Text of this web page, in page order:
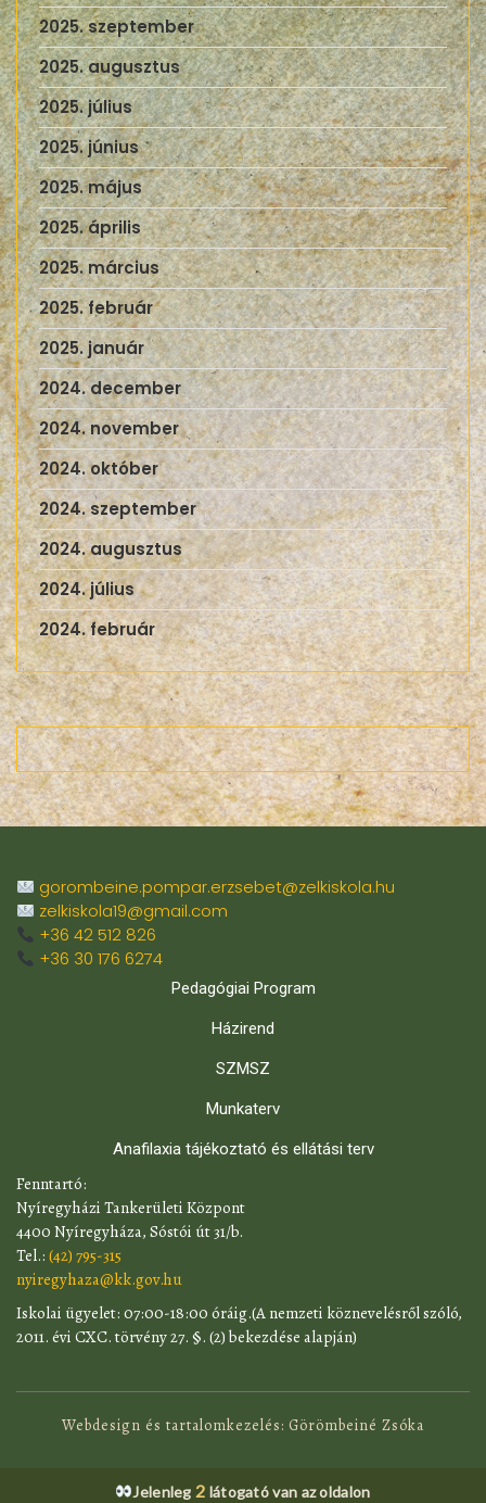
2025. szeptember
2025. augusztus
2025. július
2025. június
2025. május
2025. április
2025. március
2025. február
2025. január
2024. december
2024. november
2024. október
2024. szeptember
2024. augusztus
2024. július
2024. február
gorombeine.pompar.erzsebet@zelkiskola.hu
zelkiskola19@gmail.com
+36 42 512 826
+36 30 176 6274
Pedagógiai Program
Házirend
SZMSZ
Munkaterv
Anafilaxia tájékoztató és ellátási terv
​Fenntartó:
Nyíregyházi Tankerületi Központ
4400 Nyíregyháza, Sóstói út 31/b.
Tel.: (42) 795-315
nyiregyhaza@kk.gov.hu
​Iskolai ügyelet: 07:00-18:00 óráig.(A nemzeti köznevelésről szóló,
2011. évi CXC. törvény 27. §. (2) bekezdése alapján)
Webdesign és tartalomkezelés: Görömbeiné Zsóka
Jelenleg 2 látogató van az oldalon